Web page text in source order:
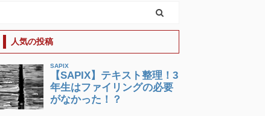
人気の投稿